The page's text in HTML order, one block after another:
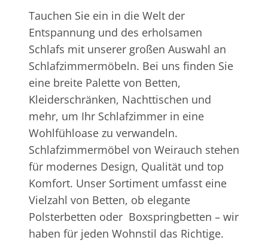
Tauchen Sie ein in die Welt der
Entspannung und des erholsamen
Schlafs mit unserer großen Auswahl an
Schlafzimmermöbeln. Bei uns finden Sie
eine breite Palette von Betten,
Kleiderschränken, Nachttischen und
mehr, um Ihr Schlafzimmer in eine
Wohlfühloase zu verwandeln.
Schlafzimmermöbel von Weirauch stehen
für modernes Design, Qualität und top
Komfort. Unser Sortiment umfasst eine
Vielzahl von Betten, ob elegante
Polsterbetten oder Boxspringbetten – wir
haben für jeden Wohnstil das Richtige.